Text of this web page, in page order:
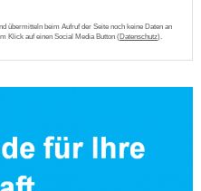
übermitteln beim Aufruf der Seite noch keine Daten an
Klick auf einen Social Media Button (Datenschutz).